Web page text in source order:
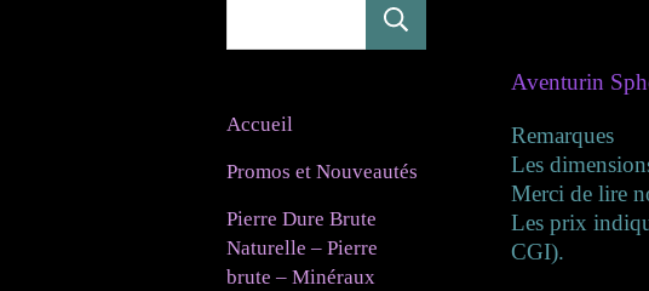
Aventurin
Remarques
Les
Merci de lire
Les prix
CGI).
Accueil
Promos et Nouveautés
Pierre Dure Brute
Naturelle – Pierre
brute – Minéraux